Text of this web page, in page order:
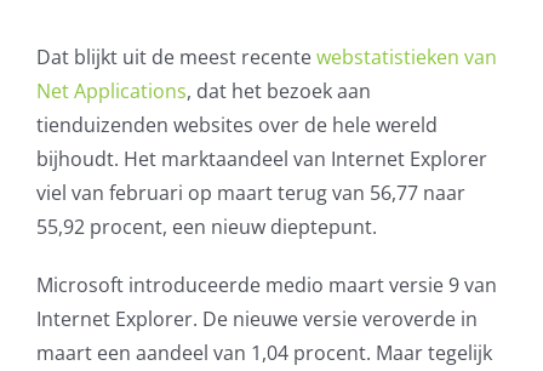
Glasvezelverbindingen
Microsoft software licenties
SLA overeenkomsten
Remote Help
WordPress SLA Contract
Dat blijkt uit de meest recentewebstatistieken van
Net Applications, dat het bezoek aan
tienduizenden websites over de hele wereld
bijhoudt. Het marktaandeel van Internet Explorer
viel van februari op maart terug van 56,77 naar
55,92 procent, een nieuw dieptepunt.
Microsoft introduceerde medio maart versie 9 van
Internet Explorer. De nieuwe versie veroverde in
maart een aandeel van 1,04 procent. Maar tegelijk